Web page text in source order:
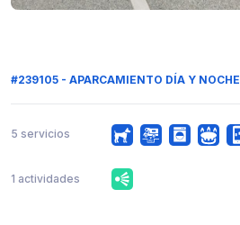
#239105 - APARCAMIENTO DÍA Y NOCHE
5 servicios
1 actividades